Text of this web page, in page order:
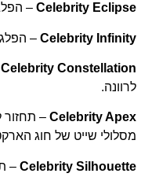
Celebrity Eclipse
–
Celebrity Infinity – הפלגה של 7
Celebrity Constellation
לרוונה.
Celebrity Apex – תחזור
מסלולי שייט של חוג
Celebrity Silhouette
–